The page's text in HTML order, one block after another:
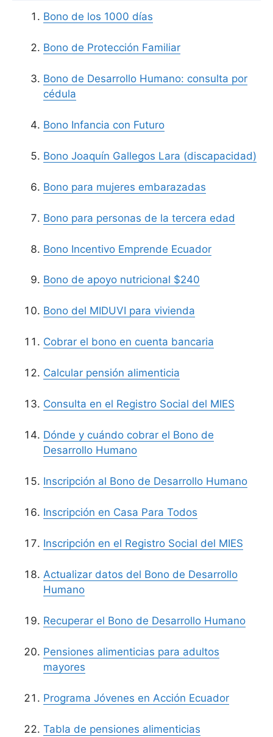
Bono de los 1000 días
Bono de Protección Familiar
Bono de Desarrollo Humano: consulta por
cédula
Bono Infancia con Futuro
Bono Joaquín Gallegos Lara (discapacidad)
Bono para mujeres embarazadas
Bono para personas de la tercera edad
Bono Incentivo Emprende Ecuador
Bono de apoyo nutricional $240
Bono del MIDUVI para vivienda
Cobrar el bono en cuenta bancaria
Calcular pensión alimenticia
Consulta en el Registro Social del MIES
Dónde y cuándo cobrar el Bono de
Desarrollo Humano
Inscripción al Bono de Desarrollo Humano
Inscripción en Casa Para Todos
Inscripción en el Registro Social del MIES
Actualizar datos del Bono de Desarrollo
Humano
Recuperar el Bono de Desarrollo Humano
Pensiones alimenticias para adultos
mayores
Programa Jóvenes en Acción Ecuador
Tabla de pensiones alimenticias